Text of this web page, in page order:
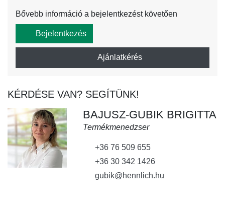
Bővebb információ a bejelentkezést követően
Bejelentkezés
Ajánlatkérés
KÉRDÉSE VAN? SEGÍTÜNK!
BAJUSZ-GUBIK BRIGITTA
Termékmenedzser
+36 76 509 655
+36 30 342 1426
gubik@hennlich.hu